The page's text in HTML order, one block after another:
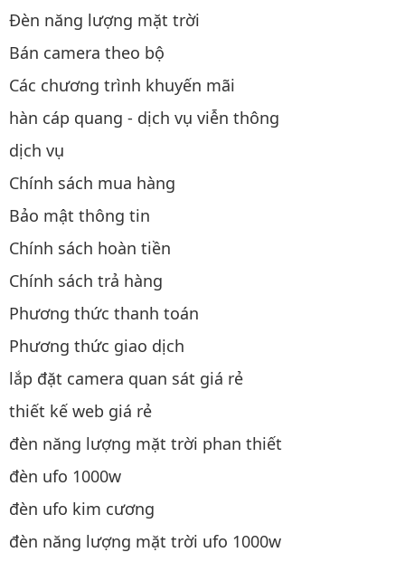
Đèn năng lượng mặt trời
Bán camera theo bộ
Các chương trình khuyến mãi
hàn cáp quang - dịch vụ viễn thông
dịch vụ
Chính sách mua hàng
Bảo mật thông tin
Chính sách hoàn tiền
Chính sách trả hàng
Phương thức thanh toán
Phương thức giao dịch
lắp đặt camera quan sát giá rẻ
thiết kế web giá rẻ
đèn năng lượng mặt trời phan thiết
đèn ufo 1000w
đèn ufo kim cương
đèn năng lượng mặt trời ufo 1000w